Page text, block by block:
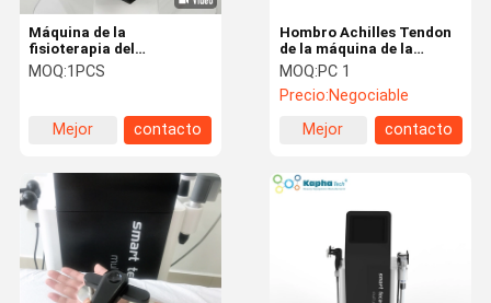
Hombro Achilles Tendon
de la máquina de la
terapia del ultrasonido de
Ultrashock
MOQ:PC 1
Precio:Negociable
Mejor
contacto
Máquina de la
fisioterapia del
ultrasonido 1MHZ para el
alivio del dolor de Injuiry
MOQ:1PCS
Mejor
contacto